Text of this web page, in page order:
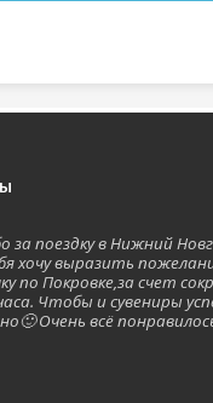
за поездку в Нижний
хочу выразить
по Покровке,за счет
Чтобы и сувениры
Очень всё